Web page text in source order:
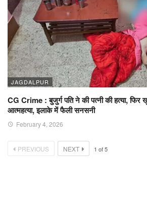
JAGDALPUR
CG Crime : बुजुर्ग पति ने की पत्नी की हत्या,
आत्महत्या, इलाके में फैली सनसनी
February 4, 2026
PREVIOUS NEXT 1 of5